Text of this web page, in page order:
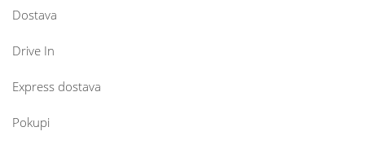
Dostava
Drive In
Express dostava
Pokupi